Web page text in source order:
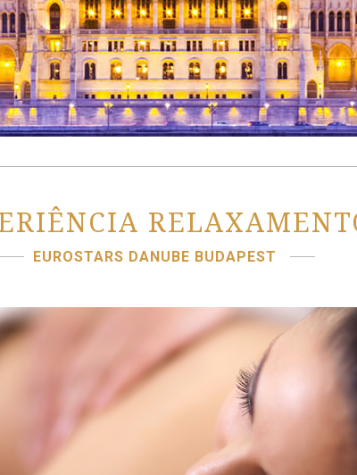
EUROSTARS DANUBE BUDAPEST